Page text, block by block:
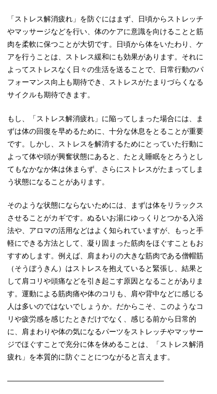
「ストレス解消疲れ」を防ぐにはまず、日頃からストレッチ
やマッサージなどを行い、体のケアに意識を向けることと筋
肉を柔軟に保つことが大切です。日頃から体をいたわり、ケ
アを行うことは、ストレス緩和にも効果があります。それに
よってストレスなく日々の生活を送ることで、日常行動のパ
フォーマンス向上も期待でき、ストレスがたまりづらくなる
サイクルも期待できます。
もし、「ストレス解消疲れ」に陥ってしまった場合には、ま
ずは体の回復を早めるために、十分な休息をとることが重要
です。しかし、ストレスを解消するためにとっていた行動に
よって体や頭が興奮状態にあると、たとえ睡眠をとろうとし
てもなかなか体は休まらず、さらにストレスがたまってしま
う状態になることがあります。
そのような状態にならないためには、まずは体をリラックス
させることがカギです。ぬるいお湯にゆっくりとつかる入浴
法や、アロマの活用などはよく知られていますが、もっと手
軽にできる方法として、凝り固まった筋肉をほぐすこともお
すすめします。例えば、肩まわりの大きな筋肉である僧帽筋
（そうぼうきん）はストレスを抱えていると緊張し、結果と
して肩コリや頭痛などを引き起こす原因となることがありま
す。運動による筋肉痛や体のコリも、肩や背中などに感じる
人は多いのではないでしょうか。だからこそ、このようなコ
リや疲労感を感じたときだけでなく、感じる前から日常的
に、肩まわりや体の気になるパーツをストレッチやマッサー
ジでほぐすことで充分に体を休めることは、「ストレス解消
疲れ」を本質的に防ぐことにつながると言えます。
—————————————————————–